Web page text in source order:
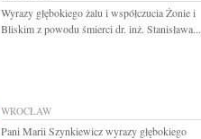
Wyrazy głębokiego żalu i współczucia Żonie i
Bliskim z powodu śmierci dr. inż. Stanisława...
WROCŁAW
Pani Marii Szynkiewicz wyrazy głębokiego